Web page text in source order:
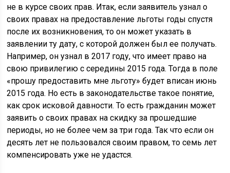
не в курсе своих прав. Итак, если заявитель узнал о
своих правах на предоставление льготы годы спустя
после их возникновения, то он может указать в
заявлении ту дату, с которой должен был ее получать.
Например, он узнал в 2017 году, что имеет право на
свою привилегию с середины 2015 года. Тогда в поле
«прошу предоставить мне льготу» будет вписан июнь
2015 года. Но есть в законодательстве такое понятие,
как срок исковой давности. То есть гражданин может
заявить о своих правах на скидку за прошедшие
периоды, но не более чем за три года. Так что если он
десять лет не пользовался своим правом, то семь лет
компенсировать уже не удастся.